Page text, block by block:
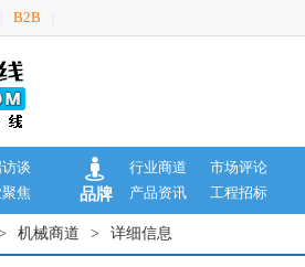
B2B
谈
焦 品牌
行业商道
市场评论
产品资讯
工程招标
机械商道 > 详细信息